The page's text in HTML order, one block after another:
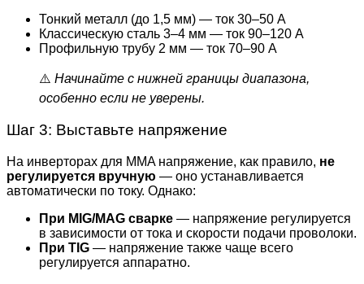
Тонкий металл (до 1,5 мм) — ток 30–50 А
Классическую сталь 3–4 мм — ток 90–120 А
Профильную трубу 2 мм — ток 70–90 А
⚠️ Начинайте с нижней границы диапазона,
особенно если не уверены.
Шаг 3: Выставьте напряжение
На инверторах для MMA напряжение, как правило, не
регулируется вручную — оно устанавливается
автоматически по току. Однако:
При MIG/MAG сварке — напряжение регулируется
в зависимости от тока и скорости подачи проволоки.
При TIG — напряжение также чаще всего
регулируется аппаратно.